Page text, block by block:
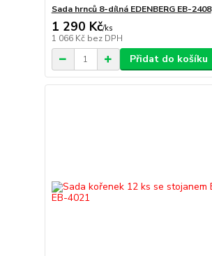
Sada hrnců 8-dílná EDENBERG EB-2408
1 290 Kč/ks
1 066 Kč bez DPH
Přidat do košíku